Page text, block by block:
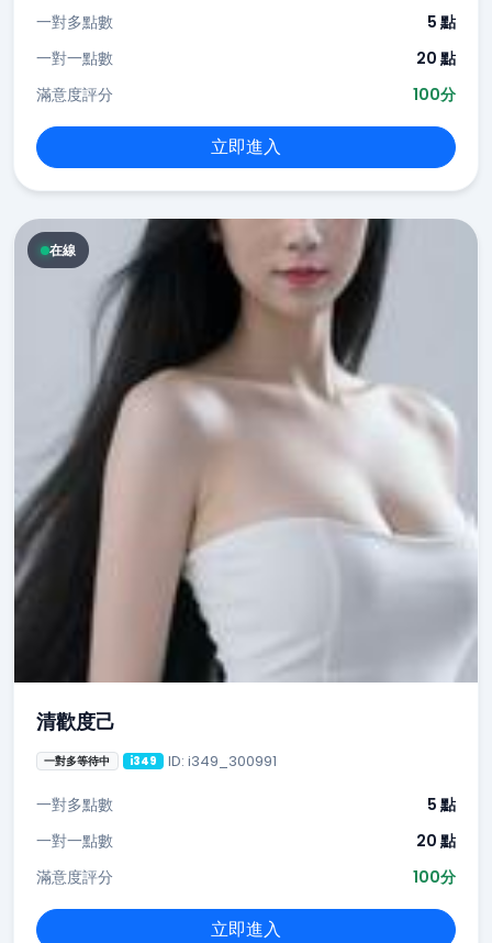
一對多點數
5 點
一對一點數
20 點
滿意度評分
100分
立即進入
在線
清歡度己
一對多等待中 i349 ID: i349_300991
一對多點數
5 點
一對一點數
20 點
滿意度評分
100分
立即進入